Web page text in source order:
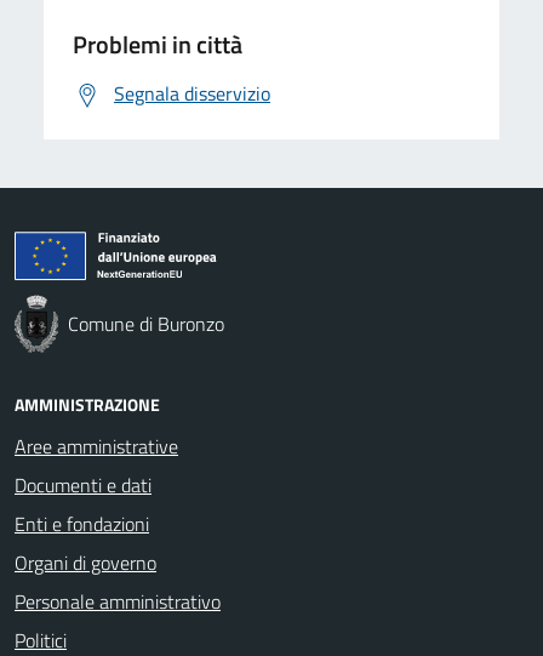
Problemi in città
Segnala disservizio
Comune di Buronzo
AMMINISTRAZIONE
Aree amministrative
Documenti e dati
Enti e fondazioni
Organi di governo
Personale amministrativo
Politici